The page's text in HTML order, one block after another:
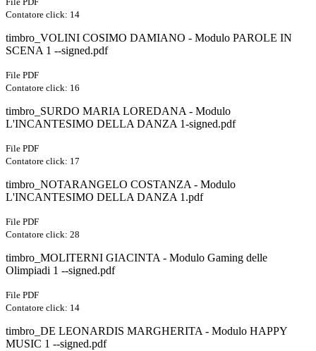
Contatore click: 14
timbro_VOLINI COSIMO DAMIANO - Modulo PAROLE IN
SCENA 1 --signed.pdf
File PDF
Contatore click: 16
timbro_SURDO MARIA LOREDANA - Modulo
L'INCANTESIMO DELLA DANZA 1-signed.pdf
File PDF
Contatore click: 17
timbro_NOTARANGELO COSTANZA - Modulo
L'INCANTESIMO DELLA DANZA 1.pdf
File PDF
Contatore click: 28
timbro_MOLITERNI GIACINTA - Modulo Gaming delle
Olimpiadi 1 --signed.pdf
File PDF
Contatore click: 14
timbro_DE LEONARDIS MARGHERITA - Modulo HAPPY
MUSIC 1 --signed.pdf